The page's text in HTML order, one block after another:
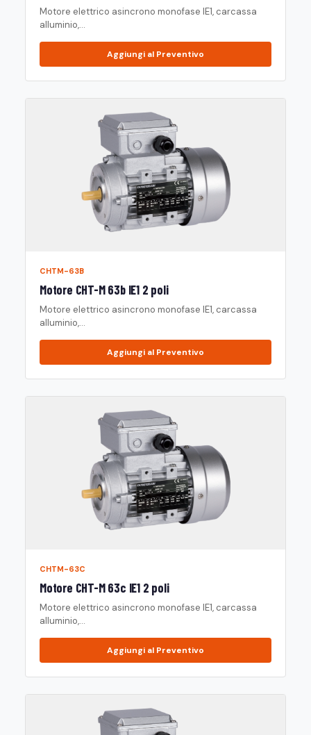
Motore elettrico asincrono monofase IE1, carcassa
alluminio,...
Aggiungi al Preventivo
CHTM-63B
Motore CHT-M 63b IE1 2 poli
Motore elettrico asincrono monofase IE1, carcassa
alluminio,...
Aggiungi al Preventivo
CHTM-63C
Motore CHT-M 63c IE1 2 poli
Motore elettrico asincrono monofase IE1, carcassa
alluminio,...
Aggiungi al Preventivo